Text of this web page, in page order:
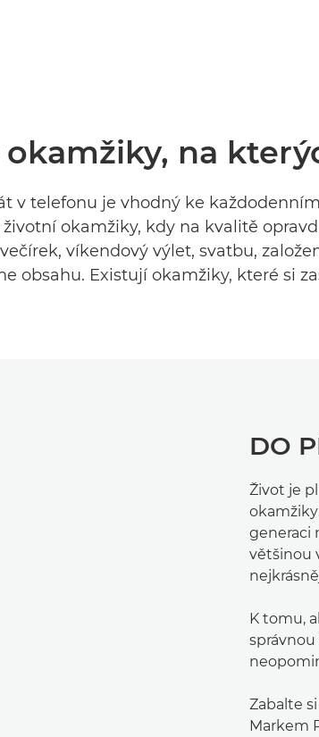
okamžiky, na
v telefonu je vhodný ke
okamžiky, kdy na kvalitě
víkendový výlet, svatbu,
obsahu. Existují okamžiky, které si
DO
Život je
generaci
většinou
K tomu,
Zabalte
Markem